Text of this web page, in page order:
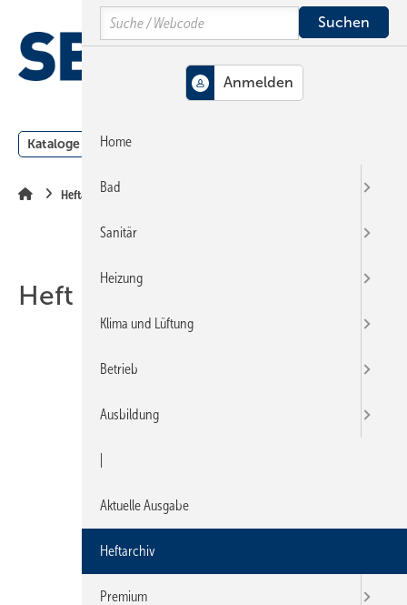
Hauptinhalt
Hauptmenü
SiteSearch
Kataloge Meldungen
Heftarchiv
Heft 13-2010
Search
Home
Bad
Sanitär
Heizung
Klima und Lüftung
Betrieb
Ausbildung
Aktuelle Ausgabe
Heftarchiv
Premium